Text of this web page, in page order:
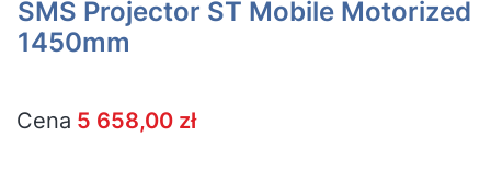
SMS Projector ST Mobile Motorized
1450mm
Cena 5 658,00 zł